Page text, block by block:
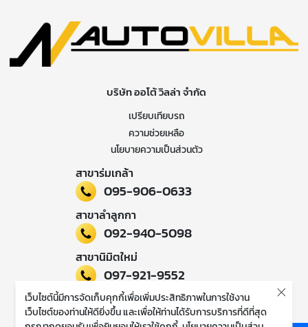
บริษัท ออโต้ วิลล่า จำกัด
เปรียบเทียบรถ
ความช่วยเหลือ
นโยบายความเป็นส่วนตัว
สาขาร่มเกล้า
095-906-0633
สาขาลำลูกกา
092-940-5098
สาขานิมิตใหม่
097-921-9552
ติดตามข่าวสารของเรา
เว็บไซต์นี้มีการจัดเก็บคุกกี้เพื่อเพิ่มประสิทธิภาพในการใช้งาน
เว็บไซต์ของท่านให้ดียิ่งขึ้น และเพื่อให้ท่านได้รับการบริการที่ดีที่สุด